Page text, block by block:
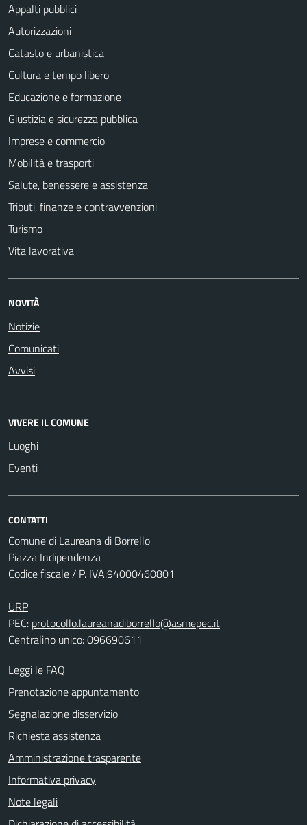
Appalti pubblici
Autorizzazioni
Catasto e urbanistica
Cultura e tempo libero
Educazione e formazione
Giustizia e sicurezza pubblica
Imprese e commercio
Mobilità e trasporti
Salute, benessere e assistenza
Tributi, finanze e contravvenzioni
Turismo
Vita lavorativa
NOVITÀ
Notizie
Comunicati
Avvisi
VIVERE IL COMUNE
Luoghi
Eventi
CONTATTI
Comune di Laureana di Borrello
Piazza Indipendenza
Codice fiscale / P. IVA:94000460801
URP
PEC: protocollo.laureanadiborrello@asmepec.it
Centralino unico: 096690611
Leggi le FAQ
Prenotazione appuntamento
Segnalazione disservizio
Richiesta assistenza
Amministrazione trasparente
Informativa privacy
Note legali